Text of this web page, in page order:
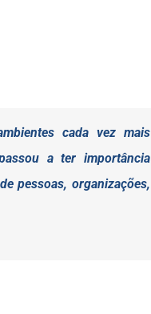
cada vez mais
a ter importância
pessoas, organizações,